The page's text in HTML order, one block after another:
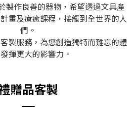
製作良善的器物，希望透過文具產
畫及療癒課程，接觸到全世界的人
們。
製服務，為您創造獨特而難忘的體
揮更大的影響力。
贈品客製